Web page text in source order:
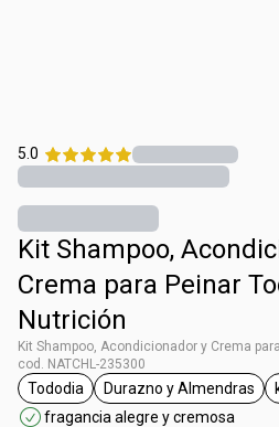
5.0
Kit Shampoo,
Crema para Peinar
Nutrición
Kit Shampoo, Acondicionador y Crema
cod. NATCHL-235300
general.tag Tododia
Tododia
general.tag
Durazno y Almendras
fragancia alegre y cremosa